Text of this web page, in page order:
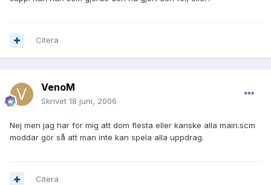
Citera
VenoM
Skrivet 18 juni, 2006
Nej men jag har för mig att dom flesta eller kanske alla main.scm
moddar gör så att man inte kan spela alla uppdrag.
Citera